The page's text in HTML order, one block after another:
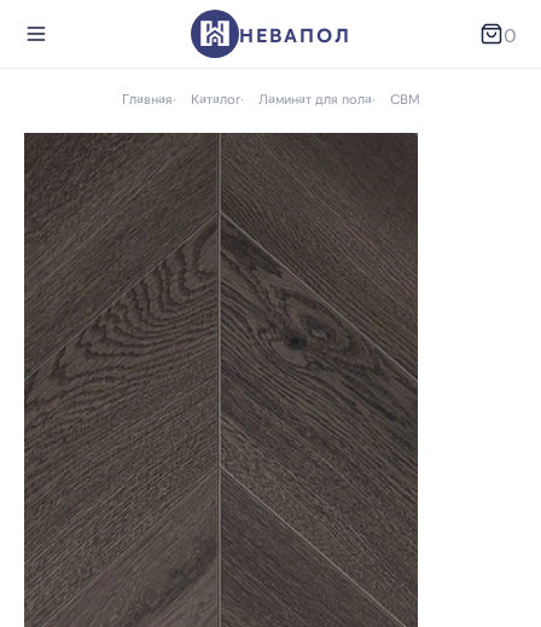
НЕВАПОЛ 0
Главная Каталог Ламинат для пола CBM